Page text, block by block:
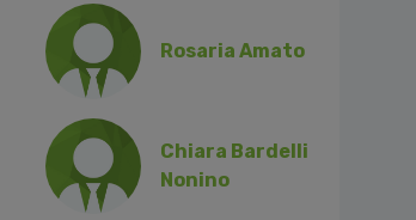
Rosaria Amato
Chiara Bardelli
Nonino